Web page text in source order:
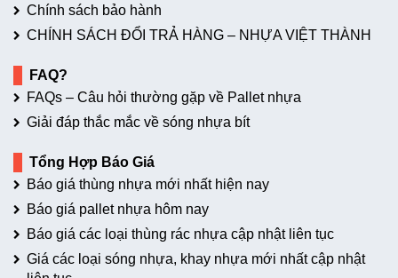
Chính sách bảo hành
CHÍNH SÁCH ĐỔI TRẢ HÀNG – NHỰA VIỆT THÀNH
FAQ?
FAQs – Câu hỏi thường gặp về Pallet nhựa
Giải đáp thắc mắc về sóng nhựa bít
Tổng Hợp Báo Giá
Báo giá thùng nhựa mới nhất hiện nay
Báo giá pallet nhựa hôm nay
Báo giá các loại thùng rác nhựa cập nhật liên tục
Giá các loại sóng nhựa, khay nhựa mới nhất cập nhật